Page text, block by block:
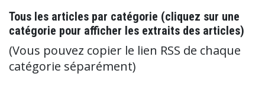
Tous les articles par catégorie (cliquez sur une
catégorie pour afficher les extraits des articles)
(Vous pouvez copier le lien RSS de chaque
catégorie séparément)